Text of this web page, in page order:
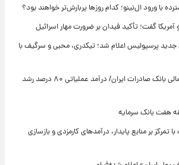
با ورود ال‌نینو؛ کدام روزها پربارش‌تر خواهند بود؟
آمریکا گفت؛ تأکید فیدان بر ضرورت مهار اسرائیل
جدید پرسپولیس اعلام شد؛ تیکدری، محبی و سرگیف با
تغییر مثبت در عملکرد مالی بانک صادرات ایران/ درآمد عملیاتی ۸۰ درصد رشد
هفت بانک سرمایه
تمرکز بر منابع پایدار، درآمدهای کارمزدی و بازسازی